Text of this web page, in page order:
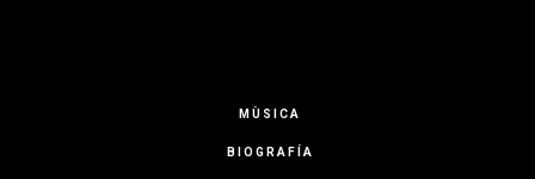
MÙSICA
BIOGRAFÍA